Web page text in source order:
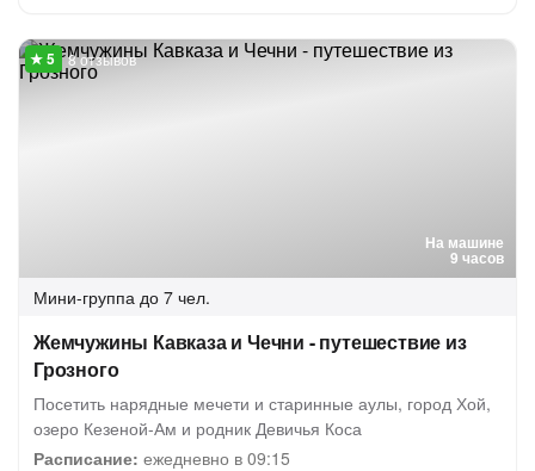
На машине
9 часов
8 отзывов
Мини-группа до 7 чел.
Жемчужины Кавказа и Чечни - путешествие из
Грозного
Посетить нарядные мечети и старинные аулы, город Хой,
озеро Кезеной-Ам и родник Девичья Коса
Расписание: ежедневно в 09:15